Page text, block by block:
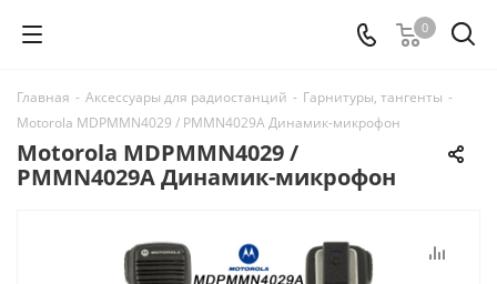
0
Главная - Аксессуары для радиостанций - Гарнитуры, тангенты -
Motorola MDPMMN4029 / PMMN4029A Динамик-микрофон
Motorola MDPMMN4029 /
PMMN4029A Динамик-микрофон